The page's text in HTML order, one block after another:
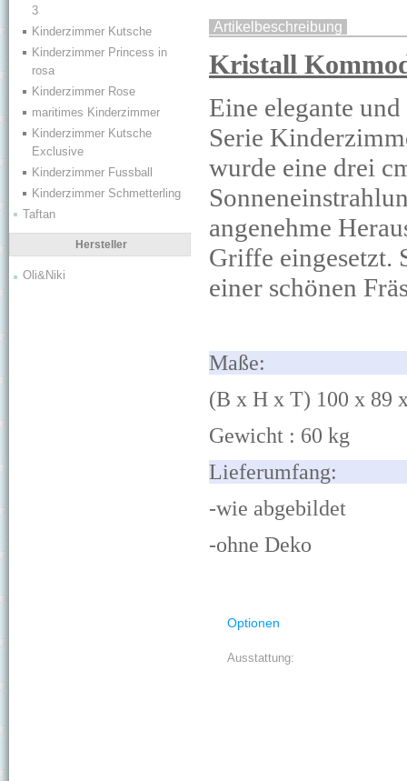
3
Kinderzimmer Kutsche
Kinderzimmer Princess in
rosa
Kinderzimmer Rose
maritimes Kinderzimmer
Kinderzimmer Kutsche
Exclusive
Kinderzimmer Fussball
Kinderzimmer Schmetterling
Taftan
Hersteller
Oli&Niki
Artikelbeschreibung
Kristall
Eine elegante
Serie
wurde eine drei
angenehme
Griffe eingesetzt.
einer schönen
(B x H x T) 100 x 89
Gewicht : 60 kg
-wie abgebildet
-ohne Deko
Optionen
Ausstattung: